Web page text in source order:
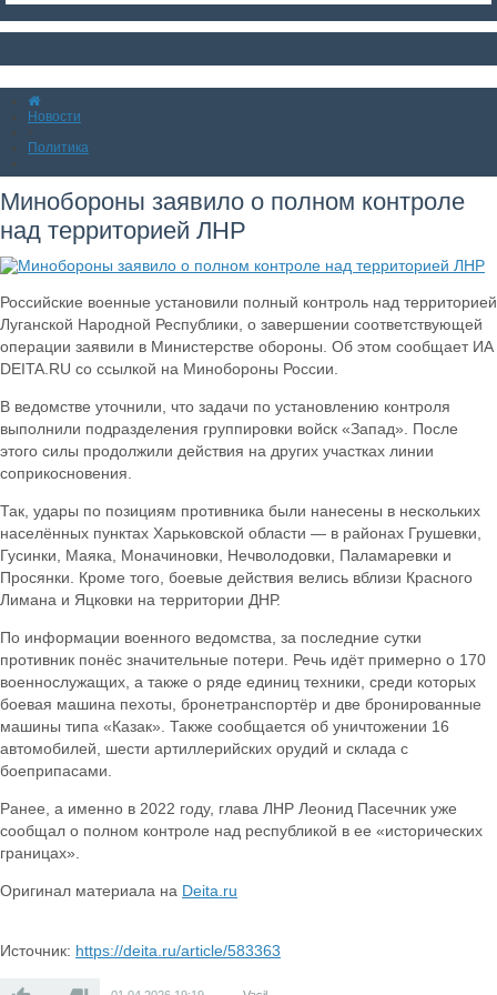
Новости
Политика
Минобороны заявило о полном контроле
над территорией ЛНР
Российские военные установили полный контроль над территорией
Луганской Народной Республики, о завершении соответствующей
операции заявили в Министерстве обороны. Об этом сообщает ИА
DEITA.RU со ссылкой на Минобороны России.
В ведомстве уточнили, что задачи по установлению контроля
выполнили подразделения группировки войск «Запад». После
этого силы продолжили действия на других участках линии
соприкосновения.
Так, удары по позициям противника были нанесены в нескольких
населённых пунктах Харьковской области — в районах Грушевки,
Гусинки, Маяка, Моначиновки, Нечволодовки, Паламаревки и
Просянки. Кроме того, боевые действия велись вблизи Красного
Лимана и Яцковки на территории ДНР.
По информации военного ведомства, за последние сутки
противник понёс значительные потери. Речь идёт примерно о 170
военнослужащих, а также о ряде единиц техники, среди которых
боевая машина пехоты, бронетранспортёр и две бронированные
машины типа «Казак». Также сообщается об уничтожении 16
автомобилей, шести артиллерийских орудий и склада с
боеприпасами.
Ранее, а именно в 2022 году, глава ЛНР Леонид Пасечник уже
сообщал о полном контроле над республикой в ее «исторических
границах».
Оригинал материала на Deita.ru
Источник: https://deita.ru/article/583363